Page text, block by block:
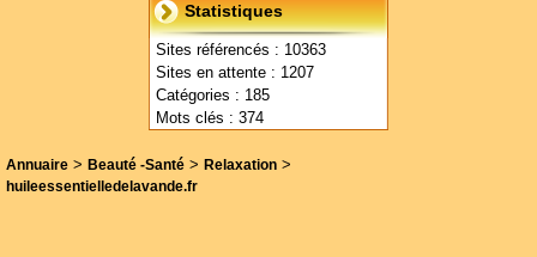
Statistiques
Sites référencés : 10363
Sites en attente : 1207
Catégories : 185
Mots clés : 374
Annuaire > Beauté -Santé > Relaxation >
huileessentielledelavande.fr